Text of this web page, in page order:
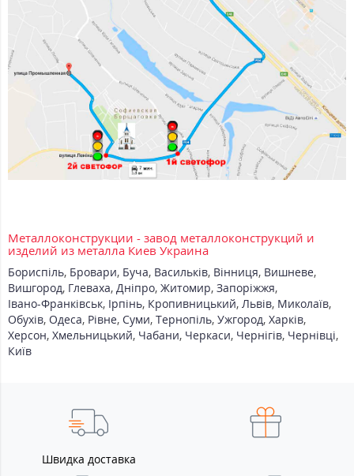
Металлоконструкции - завод металлоконструкций и
изделий из металла Киев Украина
Бориспіль, Бровари, Буча, Васильків, Вінниця, Вишневе,
Вишгород, Глеваха, Дніпро, Житомир, Запоріжжя,
Івано-Франківськ, Ірпінь, Кропивницький, Львів, Миколаїв,
Обухів, Одеса, Рівне, Суми, Тернопіль, Ужгород, Харків,
Херсон, Хмельницький, Чабани, Черкаси, Чернігів, Чернівці,
Київ
Швидка доставка